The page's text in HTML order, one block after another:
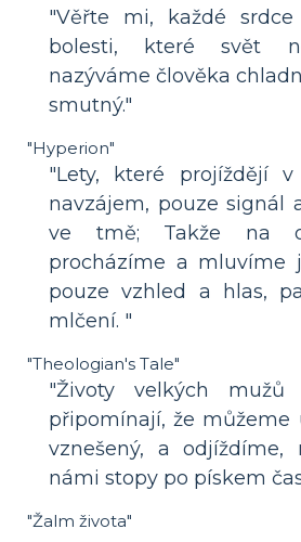
"Věřte mi, každé
bolesti, které svět
nazýváme člověka
smutný."
"Hyperion"
"Lety, které projíždějí
navzájem, pouze signál
ve tmě; Takže na
procházíme a mluvíme
pouze vzhled a hlas,
mlčení. "
"Theologian's Tale"
"Životy velkých mužů
připomínají, že můžeme
vznešený, a odjíždíme,
námi stopy po pískem
"Žalm života"